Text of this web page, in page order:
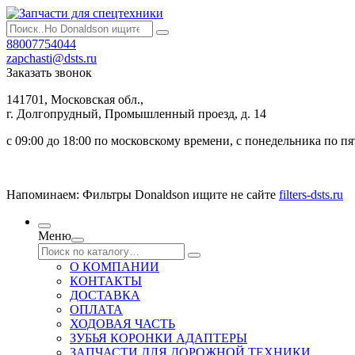
88007754044
zapchasti@dsts.ru
Заказать звонок
141701, Московская обл.,
г. Долгопрудный, Промышленный проезд, д. 14
с 09:00 до 18:00 по московскому времени, с понедельника по
Напоминаем: Фильтры Donaldson ищите не сайте filters-dsts.ru
Меню
О КОМПАНИИ
КОНТАКТЫ
ДОСТАВКА
ОПЛАТА
ХОДОВАЯ ЧАСТЬ
ЗУБЬЯ КОРОНКИ АДАПТЕРЫ
ЗАПЧАСТИ ДЛЯ ДОРОЖНОЙ ТЕХНИКИ